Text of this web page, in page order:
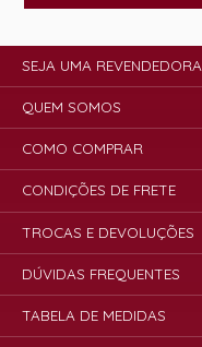
SEJA UMA REVENDEDORA
QUEM SOMOS
COMO COMPRAR
CONDIÇÕES DE FRETE
TROCAS E DEVOLUÇÕES
DÚVIDAS FREQUENTES
TABELA DE MEDIDAS